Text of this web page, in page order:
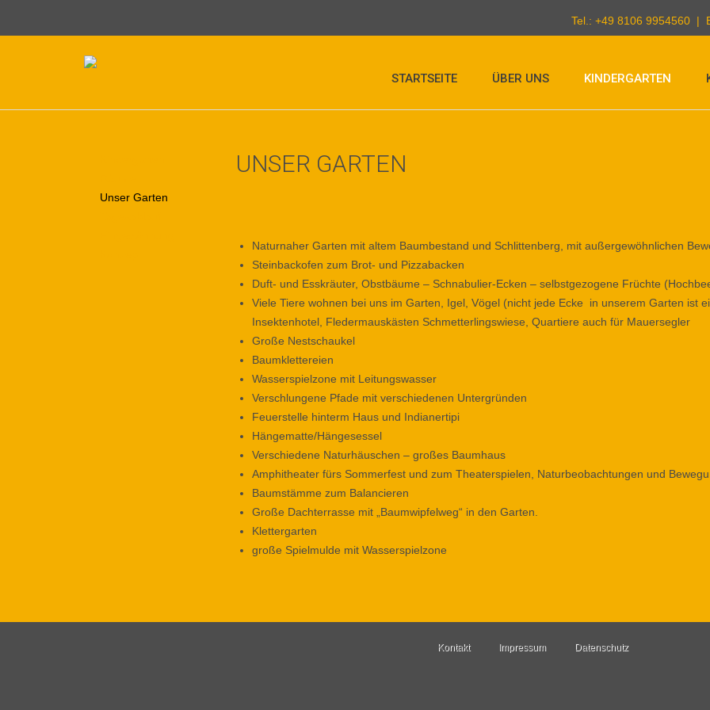
Tel.: +49 8106 9954560 |
STARTSEITE ÜBER UNS KINDERGARTEN
Unser Garten
UNSER GARTEN
Naturnaher Garten mit altem Baumbestand und Schlittenberg, mit außergewöhnlichen
Steinbackofen zum Brot- und Pizzabacken
Duft- und Esskräuter, Obstbäume – Schnabulier-Ecken – selbstgezogene Früchte
Viele Tiere wohnen bei uns im Garten, Igel, Vögel (nicht jede Ecke in unserem Garten ist
Insektenhotel, Fledermauskästen Schmetterlingswiese, Quartiere auch für Mauersegler
Große Nestschaukel
Baumklettereien
Wasserspielzone mit Leitungswasser
Verschlungene Pfade mit verschiedenen Untergründen
Feuerstelle hinterm Haus und Indianertipi
Hängematte/Hängesessel
Verschiedene Naturhäuschen – großes Baumhaus
Amphitheater fürs Sommerfest und zum Theaterspielen, Naturbeobachtungen und
Baumstämme zum Balancieren
Große Dachterrasse mit „Baumwipfelweg“ in den Garten.
Klettergarten
große Spielmulde mit Wasserspielzone
Kontakt Impressum Datenschutz